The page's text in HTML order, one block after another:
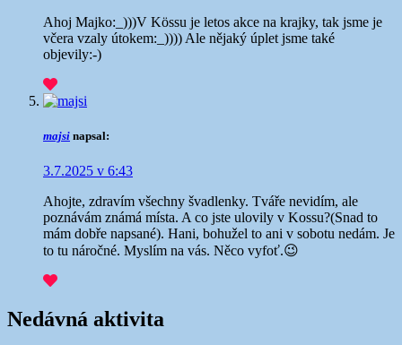
Ahoj Majko:_)))V Kössu je letos akce na krajky, tak jsme je
včera vzaly útokem:_)))) Ale nějaký úplet jsme také
objevily:-)
majsi napsal:
3.7.2025 v 6:43
Ahojte, zdravím všechny švadlenky. Tváře nevidím, ale
poznávám známá místa. A co jste ulovily v Kossu?(Snad to
mám dobře napsané). Hani, bohužel to ani v sobotu nedám. Je
to tu náročné. Myslím na vás. Něco vyfoť.😉
Nedávná aktivita